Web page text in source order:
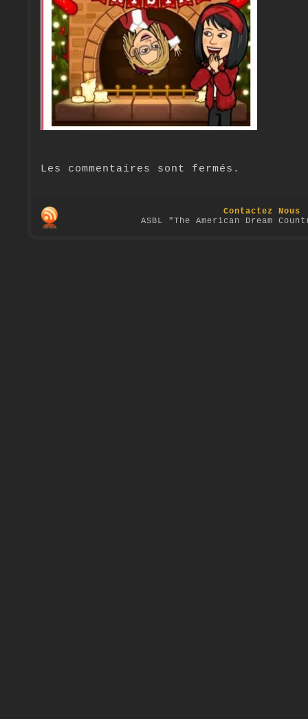
Les commentaires sont fermés.
Contactez Nous
ASBL "The American Dream